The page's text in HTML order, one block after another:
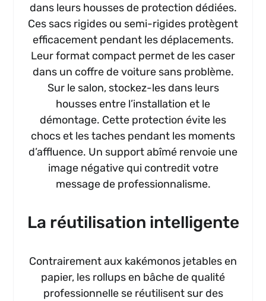
dans leurs housses de protection dédiées.
Ces sacs rigides ou semi-rigides protègent
efficacement pendant les déplacements.
Leur format compact permet de les caser
dans un coffre de voiture sans problème.
Sur le salon, stockez-les dans leurs
housses entre l’installation et le
démontage. Cette protection évite les
chocs et les taches pendant les moments
d’affluence. Un support abîmé renvoie une
image négative qui contredit votre
message de professionnalisme.
La réutilisation intelligente
Contrairement aux kakémonos jetables en
papier, les rollups en bâche de qualité
professionnelle se réutilisent sur des